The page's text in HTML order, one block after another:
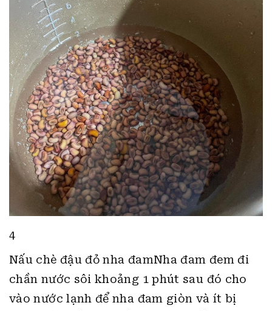
4
Nấu chè đậu đỏ nha đamNha đam đem đi
chần nước sôi khoảng 1 phút sau đó cho
vào nước lạnh để nha đam giòn và ít bị